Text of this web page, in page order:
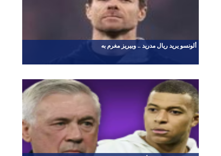
ألونسو يريد ريال مدريد .. وبيريز مغرم به